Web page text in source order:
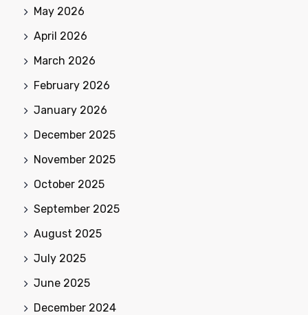
May 2026
April 2026
March 2026
February 2026
January 2026
December 2025
November 2025
October 2025
September 2025
August 2025
July 2025
June 2025
December 2024